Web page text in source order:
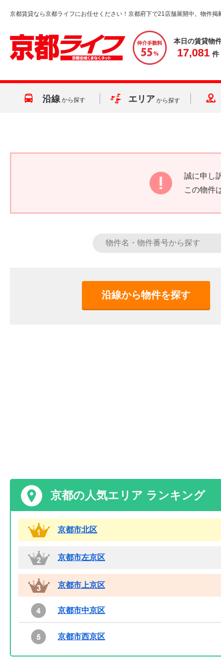
京都賃貸なら京都ライフにお任せください！京都府下で21店舗展開中。物件掲
本日の賃貸物
17,081 件
沿線 から探す エリア から探す
誠に申し
この物件
沿線から物件を探す
京都の人気エリア ランキング
京都市北区
京都市左京区
京都市上京区
京都市中京区
京都市西京区